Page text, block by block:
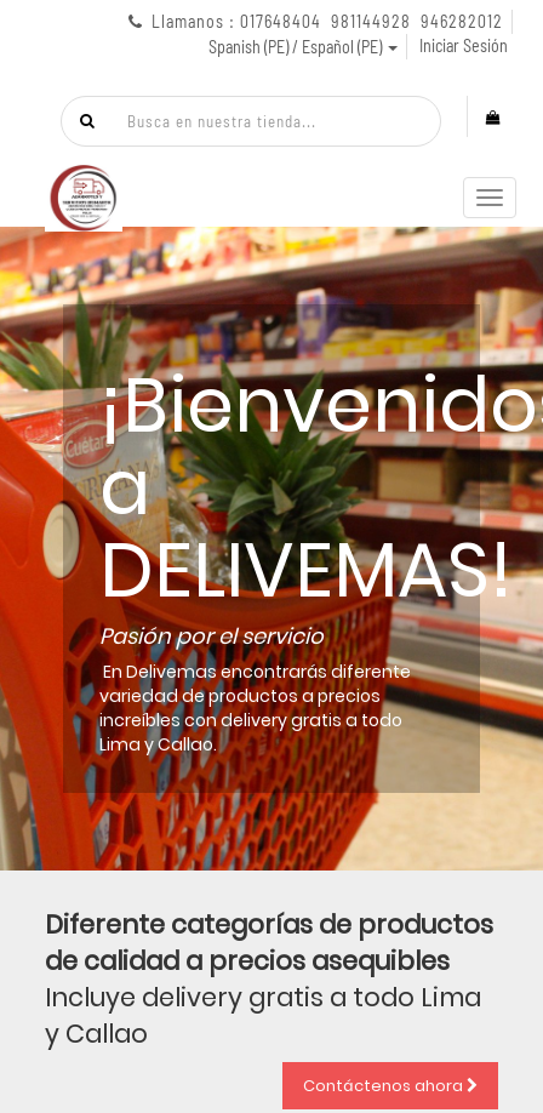
Llamanos : 017648404 981144928 946282012
Spanish (PE) / Español (PE)
Iniciar Sesión
Menú
de
a
DELIVEMAS!
Pasión por el servicio
En Delivemas encontrarás diferente
variedad de productos a precios
increíbles con delivery gratis a todo
Lima y Callao.
Diferente categorías de productos
de calidad a precios asequibles
Incluye delivery gratis a todo Lima
y Callao
Contáctenos ahora